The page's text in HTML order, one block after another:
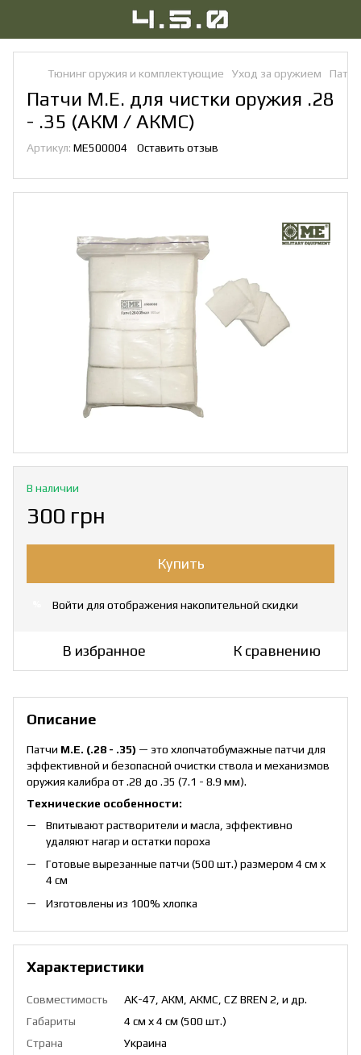
Тюнинг оружия и комплектующие Уход за оружием
Патчи M.E. для чистки оружия .28
- .35 (АКМ / АКМС)
Артикул: ME500004 Оставить отзыв
В наличии
300 грн
Купить
Войти для отображения накопительной скидки
В избранное К сравнению
Описание
Патчи M.E. (.28 - .35) — это хлопчатобумажные патчи для
эффективной и безопасной очистки ствола и механизмов
оружия калибра от .28 до .35 (7.1 - 8.9 мм).
Технические особенности:
Впитывают растворители и масла, эффективно
удаляют нагар и остатки пороха
Готовые вырезанные патчи (500 шт.) размером 4 см х
4 см
Изготовлены из 100% хлопка
Характеристики
Совместимость
AK-47, АКМ, АКМС, CZ BREN 2, и др.
Габариты
4 см х 4 см (500 шт.)
Страна
Украина